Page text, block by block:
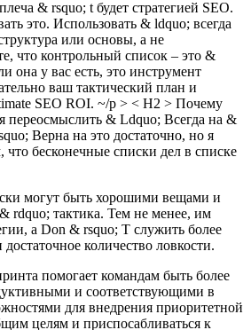
& rsquo; t будет стратегией SEO.
это. Использовать & ldquo; всегда
или основы, а не
что контрольный список – это &
она у вас есть, это инструмент
ваш тактический план и
SEO ROI. ~/p > < H2 > Почему
переосмыслить & Ldquo; Всегда на &
Верна на это достаточно, но я
бесконечные списки дел в списке
могут быть хорошими вещами и
rdquo; тактика. Тем не менее, им
а Don & rsquo; T служить более
количество ловкости.
помогает командам быть более
и соответствующими в
для внедрения приоритетной
целям и приспосабливаться к